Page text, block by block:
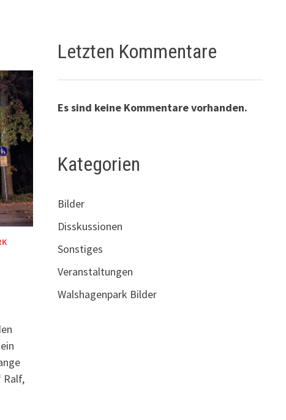
Ralf,
Letzten Kommentare
Es sind keine Kommentare vorhanden.
Kategorien
Bilder
Disskussionen
Sonstiges
Veranstaltungen
Walshagenpark Bilder